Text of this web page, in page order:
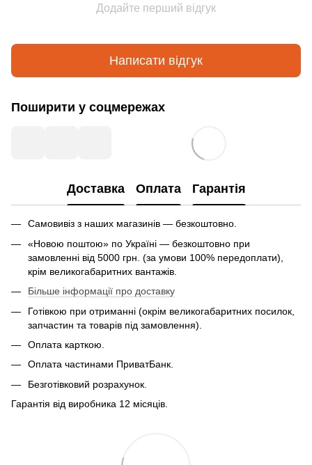
Додайте перший відгук
Написати відгук
Поширити у соцмережах
Доставка Оплата Гарантія
Самовивіз з наших магазинів — безкоштовно.
«Новою поштою» по Україні — безкоштовно при
замовленні від 5000 грн. (за умови 100% передоплати),
крім великогабаритних вантажів.
Більше інформації про доставку
Готівкою при отриманні (окрім великогабаритних посилок,
запчастин та товарів під замовлення).
Оплата карткою.
Оплата частинами ПриватБанк.
Безготівковий розрахунок.
Гарантія від виробника 12 місяців.